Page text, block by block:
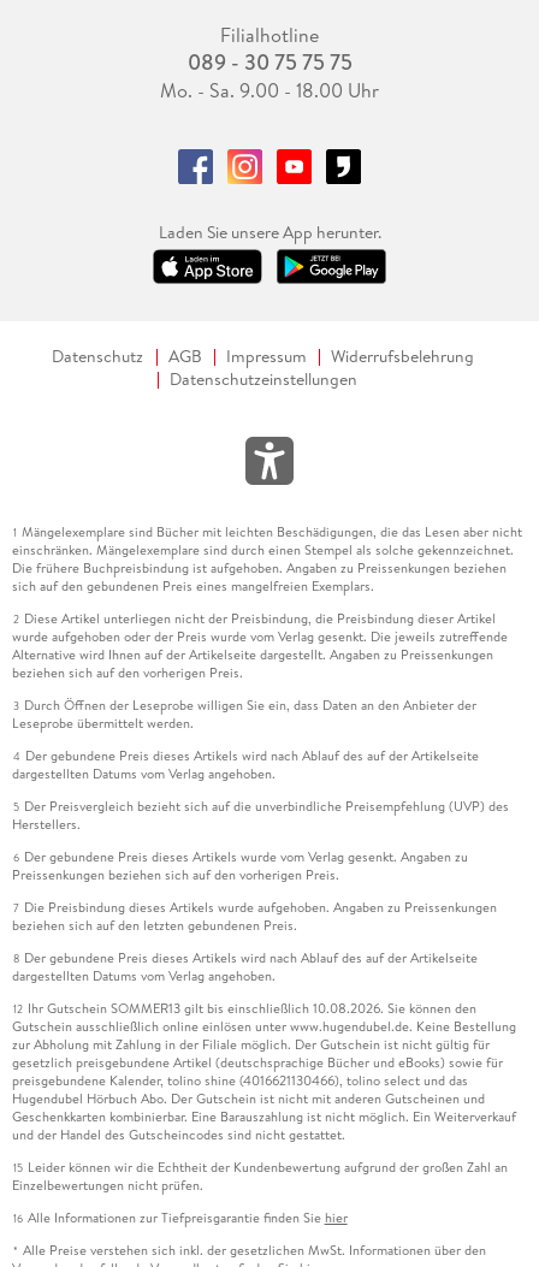
Filialhotline
089 - 30 75 75 75
Mo. - Sa. 9.00 - 18.00 Uhr
Laden Sie unsere App herunter.
Datenschutz AGB Impressum
Widerrufsbelehrung
Datenschutzeinstellungen
1 Mängelexemplare sind Bücher mit leichten Beschädigungen, die das Lesen aber nicht
einschränken. Mängelexemplare sind durch einen Stempel als solche gekennzeichnet.
Die frühere Buchpreisbindung ist aufgehoben. Angaben zu Preissenkungen beziehen
sich auf den gebundenen Preis eines mangelfreien Exemplars.
2 Diese Artikel unterliegen nicht der Preisbindung, die Preisbindung dieser Artikel
wurde aufgehoben oder der Preis wurde vom Verlag gesenkt. Die jeweils zutreffende
Alternative wird Ihnen auf der Artikelseite dargestellt. Angaben zu Preissenkungen
beziehen sich auf den vorherigen Preis.
3 Durch Öffnen der Leseprobe willigen Sie ein, dass Daten an den Anbieter der
Leseprobe übermittelt werden.
4 Der gebundene Preis dieses Artikels wird nach Ablauf des auf der Artikelseite
dargestellten Datums vom Verlag angehoben.
5 Der Preisvergleich bezieht sich auf die unverbindliche Preisempfehlung (UVP) des
Herstellers.
6 Der gebundene Preis dieses Artikels wurde vom Verlag gesenkt. Angaben zu
Preissenkungen beziehen sich auf den vorherigen Preis.
7 Die Preisbindung dieses Artikels wurde aufgehoben. Angaben zu Preissenkungen
beziehen sich auf den letzten gebundenen Preis.
8 Der gebundene Preis dieses Artikels wird nach Ablauf des auf der Artikelseite
dargestellten Datums vom Verlag angehoben.
12 Ihr Gutschein SOMMER13 gilt bis einschließlich 10.08.2026. Sie können den
Gutschein ausschließlich online einlösen unter www.hugendubel.de. Keine Bestellung
zur Abholung mit Zahlung in der Filiale möglich. Der Gutschein ist nicht gültig für
gesetzlich preisgebundene Artikel (deutschsprachige Bücher und eBooks) sowie für
preisgebundene Kalender, tolino shine (4016621130466), tolino select und das
Hugendubel Hörbuch Abo. Der Gutschein ist nicht mit anderen Gutscheinen und
Geschenkkarten kombinierbar. Eine Barauszahlung ist nicht möglich. Ein Weiterverkauf
und der Handel des Gutscheincodes sind nicht gestattet.
15 Leider können wir die Echtheit der Kundenbewertung aufgrund der großen Zahl an
Einzelbewertungen nicht prüfen.
16 Alle Informationen zur Tiefpreisgarantie finden Sie hier
* Alle Preise verstehen sich inkl. der gesetzlichen MwSt. Informationen über den